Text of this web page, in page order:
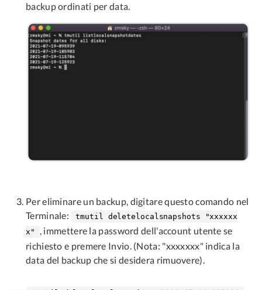
backup ordinati per data.
Per eliminare un backup, digitare questo comando nel
Terminale:
tmutil deletelocalsnapshots "xxxxxx
x"
, immettere la password dell'account utente se
richiesto e premere Invio. (Nota: "xxxxxxx" indica la
data del backup che si desidera rimuovere).